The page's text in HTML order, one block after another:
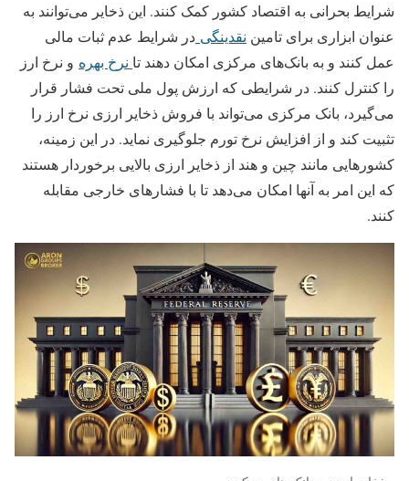
شرایط بحرانی به اقتصاد کشور کمک کنند. این ذخایر می‌توانند به
عنوان ابزاری برای تامین نقدینگی در شرایط عدم ثبات مالی
عمل کنند و به بانک‌های مرکزی امکان دهند تا نرخ بهره و نرخ ارز
را کنترل کنند. در شرایطی که ارزش پول ملی تحت فشار قرار
می‌گیرد، بانک مرکزی می‌تواند با فروش ذخایر ارزی نرخ ارز را
تثبیت کند و از افزایش نرخ تورم جلوگیری نماید. در این زمینه،
کشورهایی مانند چین و هند از ذخایر ارزی بالایی برخوردار هستند
که این امر به آنها امکان می‌دهد تا با فشارهای خارجی مقابله
کنند.